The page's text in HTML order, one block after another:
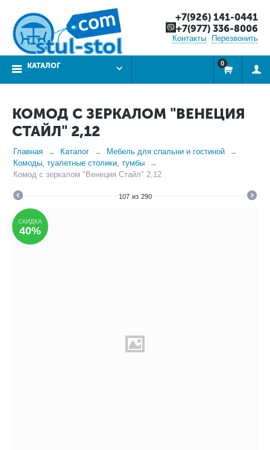
+7(926) 141-0441
+7(977) 336-8006
Контакты Перезвонить
КАТАЛОГ 0
КОМОД С ЗЕРКАЛОМ "ВЕНЕЦИЯ
СТАЙЛ" 2,12
Главная Каталог
Мебель для спальни и гостиной
Комоды, туалетные столики, тумбы
Комод с зеркалом "Венеция Стайл" 2,12
107 из 290
СКИДКА
40%